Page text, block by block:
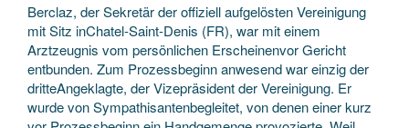
Berclaz, der Sekretär der offiziell aufgelösten Vereinigung
mit Sitz inChatel-Saint-Denis (FR), war mit einem
Arztzeugnis vom persönlichen Erscheinenvor Gericht
entbunden. Zum Prozessbeginn anwesend war einzig der
dritteAngeklagte, der Vizepräsident der Vereinigung. Er
wurde von Sympathisantenbegleitet, von denen einer kurz